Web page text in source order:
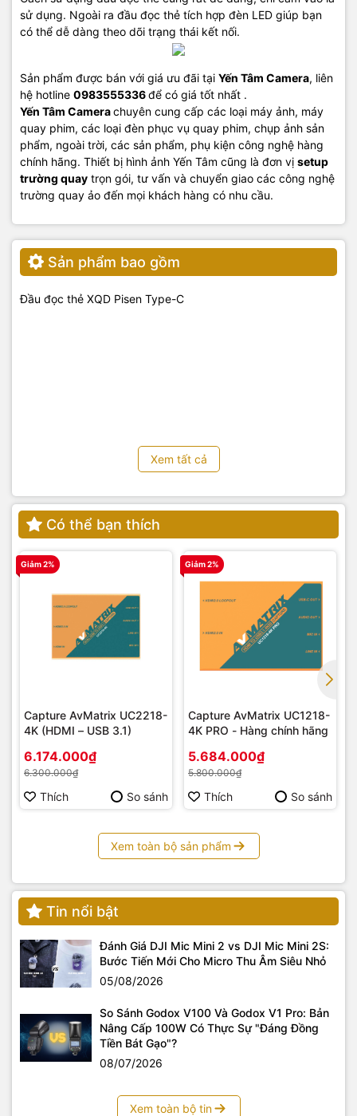
sử dụng. Ngoài ra đầu đọc thẻ tích hợp đèn LED giúp bạn
có thể dễ dàng theo dõi trạng thái kết nối.
Sản phẩm được bán với giá ưu đãi tại Yến Tâm Camera, liên
hệ hotline 0983555336để có giá tốt nhất .
Yến Tâm Camerachuyên cung cấp các loại máy ảnh, máy
quay phim, các loại đèn phục vụ quay phim, chụp ảnh sản
phẩm, ngoài trời, các sản phẩm, phụ kiện công nghệ hàng
chính hãng. Thiết bị hình ảnh Yến Tâm cũng là đơn vị setup
trường quay trọn gói, tư vấn và chuyển giao các công nghệ
trường quay ảo đến mọi khách hàng có nhu cầu.
Sản phẩm bao gồm
Đầu đọc thẻ XQD Pisen Type-C
Xem tất cả
Có thể bạn thích
Giảm 2%
Capture AvMatrix UC2218-
4K (HDMI – USB 3.1)
6.174.000₫
6.300.000₫
Thích So sánh
Giảm 2%
Capture AvMatrix UC1218-
4K PRO - Hàng chính hãng
5.684.000₫
5.800.000₫
Thích So sánh
Xem toàn bộ sản phẩm
Tin nổi bật
Đánh Giá DJI Mic Mini 2 vs DJI Mic Mini 2S:
Bước Tiến Mới Cho Micro Thu Âm Siêu Nhỏ
05/08/2026
So Sánh Godox V100 Và Godox V1 Pro: Bản
Nâng Cấp 100W Có Thực Sự "Đáng Đồng
Tiền Bát Gạo"?
08/07/2026
Xem toàn bộ tin